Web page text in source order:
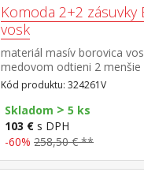
Komoda 2+2 zásuvky
vosk
materiál masív borovica
medovom odtieni 2 menšie
zásuvky s kovovými pojazdmi
Kód produktu: 324261V
Skladom > 5 ks
103 € s DPH
-60% 258,50 € **